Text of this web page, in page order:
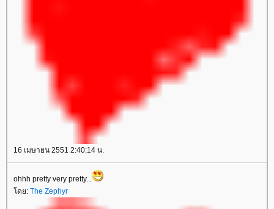
16 เมษายน 2551 2:40:14 น.
ohhh pretty very pretty...
ดย: The Zephyr